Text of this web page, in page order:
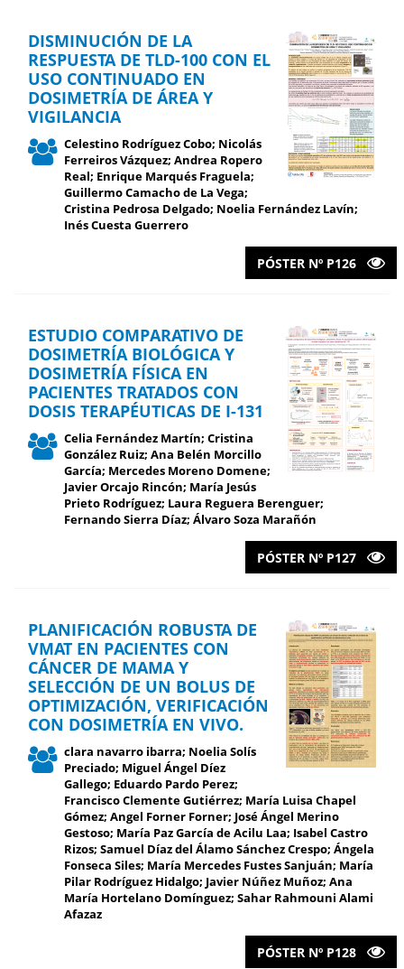
DISMINUCIÓN DE LA
RESPUESTA DE TLD-100 CON EL
USO CONTINUADO EN
DOSIMETRÍA DE ÁREA Y
VIGILANCIA
Celestino Rodríguez Cobo; Nicolás
Ferreiros Vázquez; Andrea Ropero
Real; Enrique Marqués Fraguela;
Guillermo Camacho de La Vega;
Cristina Pedrosa Delgado; Noelia Fernández Lavín;
Inés Cuesta Guerrero
PÓSTER Nº P126
ESTUDIO COMPARATIVO DE
DOSIMETRÍA BIOLÓGICA Y
DOSIMETRÍA FÍSICA EN
PACIENTES TRATADOS CON
DOSIS TERAPÉUTICAS DE I-131
Celia Fernández Martín; Cristina
González Ruiz; Ana Belén Morcillo
García; Mercedes Moreno Domene;
Javier Orcajo Rincón; María Jesús
Prieto Rodríguez; Laura Reguera Berenguer;
Fernando Sierra Díaz; Álvaro Soza Marañón
PÓSTER Nº P127
PLANIFICACIÓN ROBUSTA DE
VMAT EN PACIENTES CON
CÁNCER DE MAMA Y
SELECCIÓN DE UN BOLUS DE
OPTIMIZACIÓN, VERIFICACIÓN
CON DOSIMETRÍA EN VIVO.
clara navarro ibarra; Noelia Solís
Preciado; Miguel Ángel Díez
Gallego; Eduardo Pardo Perez;
Francisco Clemente Gutiérrez; María Luisa Chapel
Gómez; Angel Forner Forner; José Ángel Merino
Gestoso; María Paz García de Acilu Laa; Isabel Castro
Rizos; Samuel Díaz del Álamo Sánchez Crespo; Ángela
Fonseca Siles; María Mercedes Fustes Sanjuán; María
Pilar Rodríguez Hidalgo; Javier Núñez Muñoz; Ana
María Hortelano Domínguez; Sahar Rahmouni Alami
Afazaz
PÓSTER Nº P128